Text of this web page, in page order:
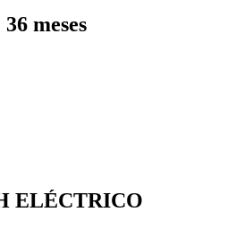
meses
ELÉCTRICO